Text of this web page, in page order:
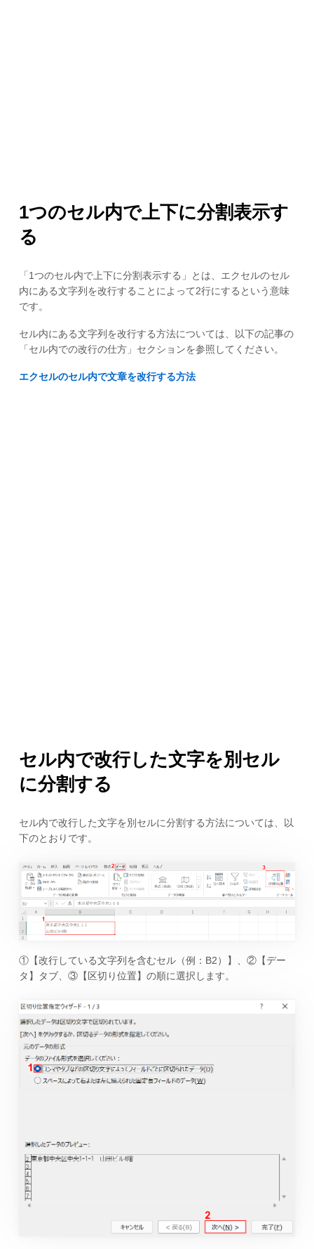
1つのセル内で上下に分割表示す
る
「1つのセル内で上下に分割表示する」とは、エクセルのセル
内にある文字列を改行することによって2行にするという意味
です。
セル内にある文字列を改行する方法については、以下の記事の
「セル内での改行の仕方」セクションを参照してください。
エクセルのセル内で文章を改行する方法
セル内で改行した文字を別セル
に分割する
セル内で改行した文字を別セルに分割する方法については、以
下のとおりです。
①【改行している文字列を含むセル（例：B2）】、②【デー
タ】タブ、③【区切り位置】の順に選択します。